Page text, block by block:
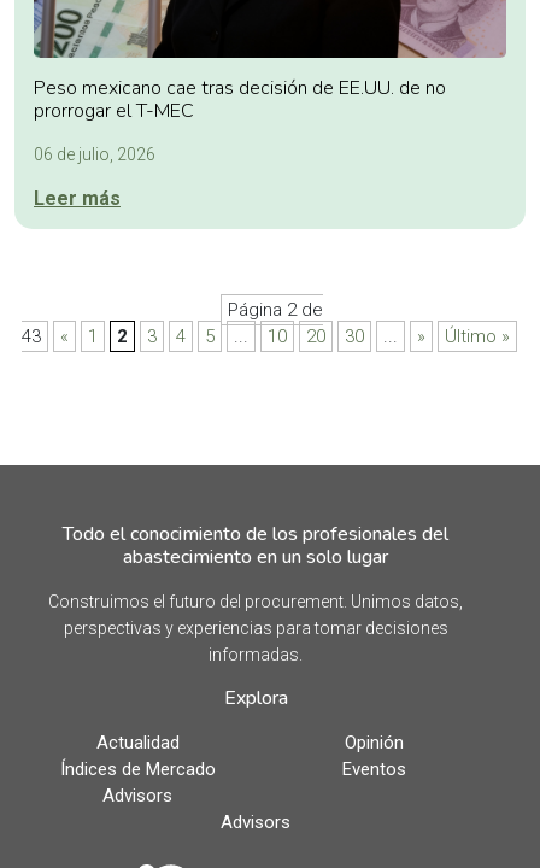
Peso mexicano cae tras decisión de EE.UU. de no
prorrogar el T-MEC
06 de julio, 2026
Leer más
Página 2 de
43
« 1 2 3 4 5 ... 10 20 30 ... » Último »
Todo el conocimiento de los profesionales del
abastecimiento en un solo lugar
Construimos el futuro del procurement. Unimos datos,
perspectivas y experiencias para tomar decisiones
informadas.
Explora
Actualidad
Opinión
Índices de Mercado
Eventos
Advisors
Advisors